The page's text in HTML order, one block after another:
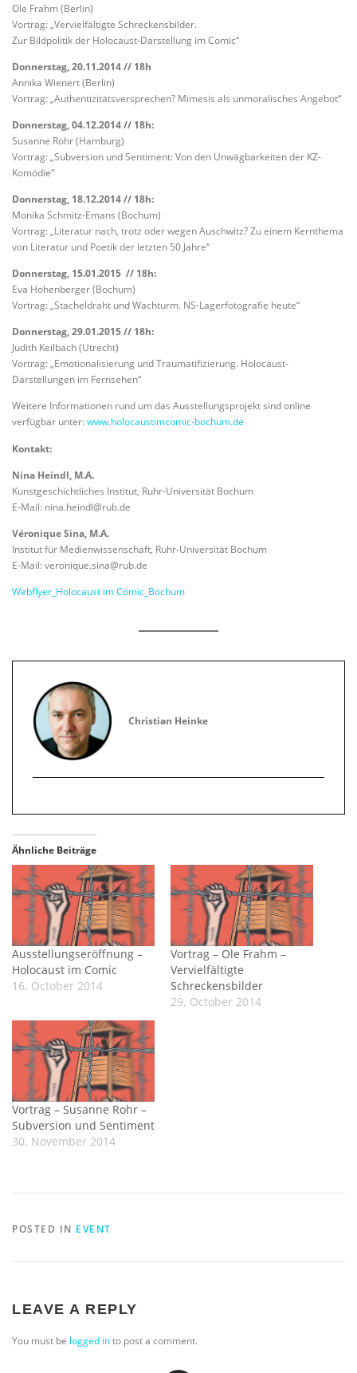
Ole Frahm (Berlin)
Vortrag: „Vervielfältigte Schreckensbilder.
Zur Bildpolitik der Holocaust-Darstellung im Comic“
Donnerstag, 20.11.2014 // 18h
Annika Wienert (Berlin)
Vortrag: „Authentizitätsversprechen? Mimesis als unmoralisches Angebot“
Donnerstag, 04.12.2014 // 18h:
Susanne Rohr (Hamburg)
Vortrag: „Subversion und Sentiment: Von den Unwägbarkeiten der KZ-
Komödie“
Donnerstag, 18.12.2014 // 18h:
Monika Schmitz-Emans (Bochum)
Vortrag: „Literatur nach, trotz oder wegen Auschwitz? Zu einem Kernthema
von Literatur und Poetik der letzten 50 Jahre“
Donnerstag, 15.01.2015 // 18h:
Eva Hohenberger (Bochum)
Vortrag: „Stacheldraht und Wachturm. NS-Lagerfotografie heute“
Donnerstag, 29.01.2015 // 18h:
Judith Keilbach (Utrecht)
Vortrag: „Emotionalisierung und Traumatifizierung. Holocaust-
Darstellungen im Fernsehen“
Weitere Informationen rund um das Ausstellungsprojekt sind online
verfügbar unter:www.holocaustimcomic-bochum.de
Kontakt:
Nina Heindl, M.A.
Kunstgeschichtliches Institut, Ruhr-Universität Bochum
E-Mail: nina.heindl@rub.de
Véronique Sina, M.A.
Institut für Medienwissenschaft, Ruhr-Universität Bochum
E-Mail: veronique.sina@rub.de
Webflyer_Holocaust im Comic_Bochum
Christian Heinke
Ähnliche Beiträge
Ausstellungseröffnung –
Holocaust im Comic
16. October 2014
Vortrag – Ole Frahm –
Vervielfältigte
Schreckensbilder
29. October 2014
Vortrag – Susanne Rohr –
Subversion und Sentiment
30. November 2014
POSTED IN EVENT
LEAVE A REPLY
You must be logged into post a comment.